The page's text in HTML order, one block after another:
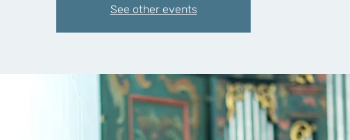
See other events